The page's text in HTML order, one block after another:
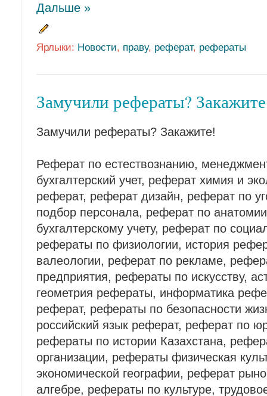
Дальше »
Ярлыки: Новости, праву, реферат, рефераты
Замучили рефераты?
Замучили рефераты? Закажите!
Реферат по естествознанию,
бухгалтерский учет, реферат химия и
реферат, реферат дизайн, реферат по
подбор персонала, реферат по
бухгалтерскому учету, реферат по
рефераты по физиологии, история
валеологии, реферат по рекламе,
предприятия, рефераты по искусству,
геометрия рефераты, информатика
реферат, рефераты по безопасности
российский язык реферат, реферат по
рефераты по истории Казахстана,
организации, рефераты физическая
экономической географии, реферат
алгебре, рефераты по культуре,